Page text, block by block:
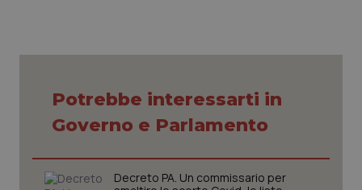
Marche
Molise
Donna & Salute
Epatiti
Potrebbe interessarti in
Governo e Parlamento
Decreto PA. Un commissario per